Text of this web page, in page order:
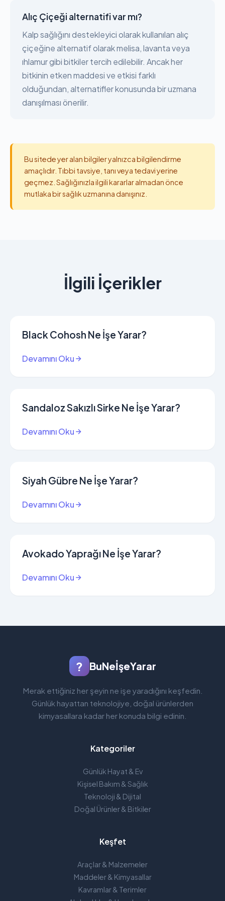
Alıç Çiçeği alternatifi var mı?
Kalp sağlığını destekleyici olarak kullanılan alıç
çiçeğine alternatif olarak melisa, lavanta veya
ıhlamur gibi bitkiler tercih edilebilir. Ancak her
bitkinin etken maddesi ve etkisi farklı
olduğundan, alternatifler konusunda bir uzmana
danışılması önerilir.
Bu sitede yer alan bilgiler yalnızca bilgilendirme
amaçlıdır. Tıbbi tavsiye, tanı veya tedavi yerine
geçmez. Sağlığınızla ilgili kararlar almadan önce
mutlaka bir sağlık uzmanına danışınız.
İlgili İçerikler
Black Cohosh Ne İşe Yarar?
Devamını Oku
Sandaloz Sakızlı Sirke Ne İşe Yarar?
Devamını Oku
Siyah Gübre Ne İşe Yarar?
Devamını Oku
Avokado Yaprağı Ne İşe Yarar?
Devamını Oku
? BuNeİşeYarar
Merak ettiğiniz her şeyin ne işe yaradığını keşfedin.
Günlük hayattan teknolojiye, doğal ürünlerden
kimyasallara kadar her konuda bilgi edinin.
Kategoriler
Günlük Hayat & Ev
Kişisel Bakım & Sağlık
Teknoloji & Dijital
Doğal Ürünler & Bitkiler
Keşfet
Araçlar & Malzemeler
Maddeler & Kimyasallar
Kavramlar & Terimler